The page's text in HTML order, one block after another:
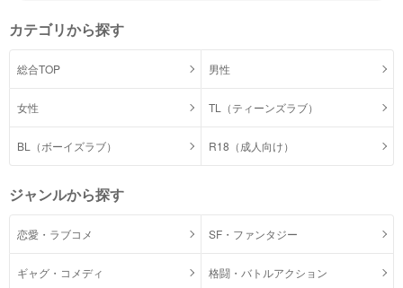
カテゴリから探す
総合TOP 男性
女性 TL（ティーンズラブ）
BL（ボーイズラブ） R18（成人向け）
ジャンルから探す
恋愛・ラブコメ SF・ファンタジー
ギャグ・コメディ 格闘・バトルアクション